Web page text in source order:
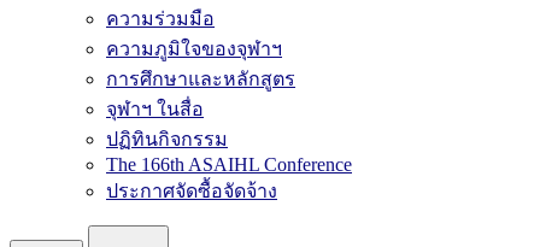
ความร่วมมือ
ความภูมิใจของจุฬาฯ
การศึกษาและหลักสูตร
จุฬาฯ ในสื่อ
ปฏิทินกิจกรรม
The 166th ASAIHL Conference
ประกาศจัดซื้อจัดจ้าง